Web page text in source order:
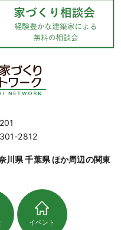
2812
川県 千葉県 ほか周辺の関東
イベント